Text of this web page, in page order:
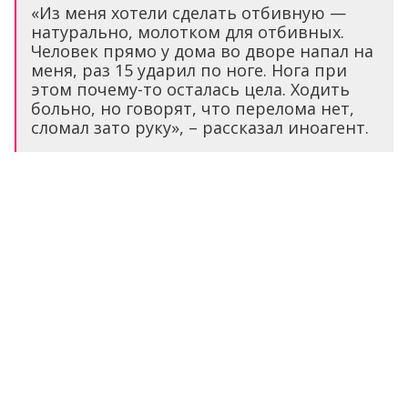
«Из меня хотели сделать отбивную —
натурально, молотком для отбивных.
Человек прямо у дома во дворе напал на
меня, раз 15 ударил по ноге. Нога при
этом почему-то осталась цела. Ходить
больно, но говорят, что перелома нет,
сломал зато руку», – рассказал иноагент.